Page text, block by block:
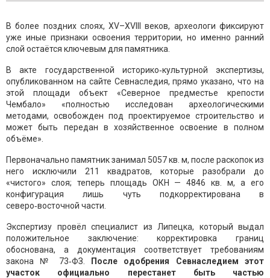
В более поздних слоях, XV–XVIII веков, археологи фиксируют
уже иные признаки освоения территории, но именно ранний
слой остаётся ключевым для памятника.
В акте государственной историко‑культурной экспертизы,
опубликованном на сайте Севнаследия, прямо указано, что на
этой площади объект «Северное предместье крепости
Чембало» «полностью исследован археологическими
методами, освобожден под проектируемое строительство и
может быть передан в хозяйственное освоение в полном
объёме».
Первоначально памятник занимал 5057 кв. м, после раскопок из
него исключили 211 квадратов, которые разобрали до
«чистого» слоя; теперь площадь ОКН — 4846 кв. м, а его
конфигурация лишь чуть подкорректирована в
северо‑восточной части.
Экспертизу провёл специалист из Липецка, который выдал
положительное заключение: корректировка границ
обоснована, а документация соответствует требованиям
закона № 73‑ФЗ.
После одобрения Севнаследием этот
участок официально перестанет быть частью